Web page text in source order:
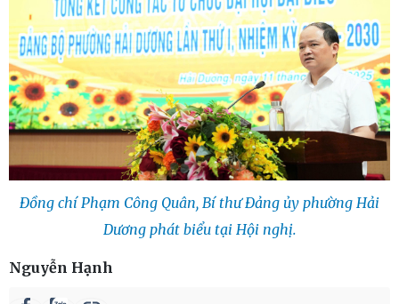
Đồng chí Phạm Công Quân, Bí thư Đảng ủy phường Hải
Dương phát biểu tại Hội nghị.
Nguyễn Hạnh